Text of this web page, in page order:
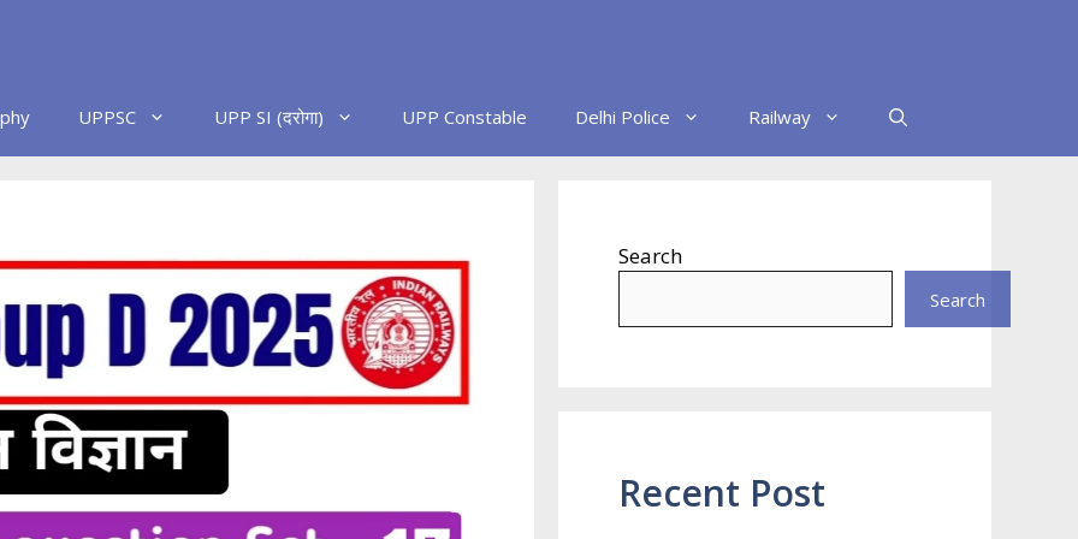
UPPSC UPP SI (दरोगा) UPP Constable Delhi Police Railway
Search
Search
Recent Post